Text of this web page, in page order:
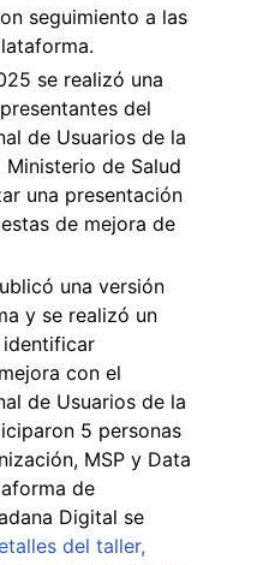
seguimiento a las
se realizó una
del
de Usuarios de la
Ministerio de Salud
una presentación
de mejora de
una versión
y se realizó un
identificar
con el
de Usuarios de la
5 personas
MSP y Data
de
Digital se
del taller,